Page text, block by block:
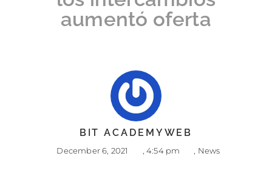
aumentó oferta
BIT ACADEMYWEB
December 6, 2021 4:54 pm News